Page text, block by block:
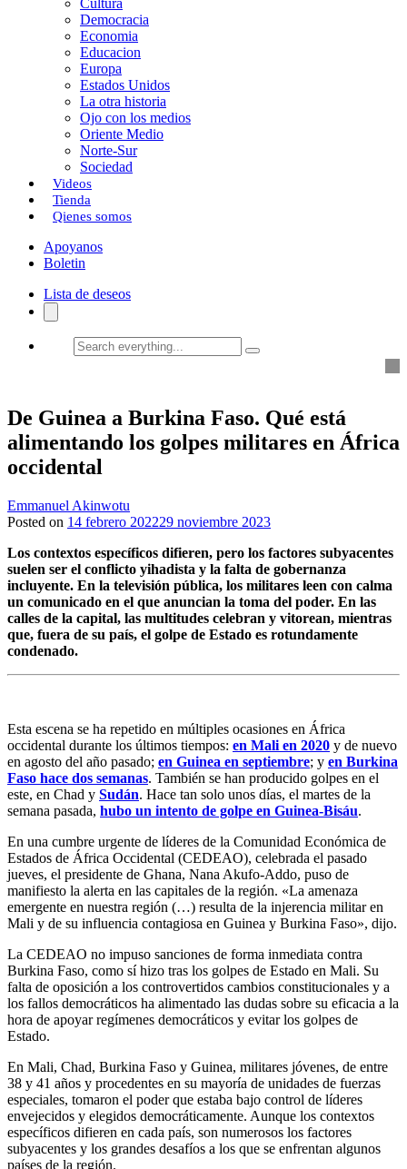
Cultura
Democracia
Economia
Educacion
Europa
Estados Unidos
La otra historia
Ojo con los medios
Oriente Medio
Norte-Sur
Sociedad
Videos
Tienda
Qienes somos
Apoyanos
Boletin
Lista de deseos
Search
everything...
De Guinea a Burkina Faso. Qué está
alimentando los golpes militares en África
occidental
Emmanuel Akinwotu
Posted on 14 febrero 202229 noviembre 2023
Los contextos específicos difieren, pero los factores subyacentes
suelen ser el conflicto yihadista y la falta de gobernanza
incluyente. En la televisión pública, los militares leen con calma
un comunicado en el que anuncian la toma del poder. En las
calles de la capital, las multitudes celebran y vitorean, mientras
que, fuera de su país, el golpe de Estado es rotundamente
condenado.
Esta escena se ha repetido en múltiples ocasiones en África
occidental durante los últimos tiempos: en Mali en 2020 y de nuevo
en agosto del año pasado; en Guinea en septiembre; y en Burkina
Faso hace dos semanas. También se han producido golpes en el
este, en Chad y Sudán. Hace tan solo unos días, el martes de la
semana pasada, hubo un intento de golpe en Guinea-Bisáu.
En una cumbre urgente de líderes de la Comunidad Económica de
Estados de África Occidental (CEDEAO), celebrada el pasado
jueves, el presidente de Ghana, Nana Akufo-Addo, puso de
manifiesto la alerta en las capitales de la región. «La amenaza
emergente en nuestra región (…) resulta de la injerencia militar en
Mali y de su influencia contagiosa en Guinea y Burkina Faso», dijo.
La CEDEAO no impuso sanciones de forma inmediata contra
Burkina Faso, como sí hizo tras los golpes de Estado en Mali. Su
falta de oposición a los controvertidos cambios constitucionales y a
los fallos democráticos ha alimentado las dudas sobre su eficacia a la
hora de apoyar regímenes democráticos y evitar los golpes de
Estado.
En Mali, Chad, Burkina Faso y Guinea, militares jóvenes, de entre
38 y 41 años y procedentes en su mayoría de unidades de fuerzas
especiales, tomaron el poder que estaba bajo control de líderes
envejecidos y elegidos democráticamente. Aunque los contextos
específicos difieren en cada país, son numerosos los factores
subyacentes y los grandes desafíos a los que se enfrentan algunos
países de la región.